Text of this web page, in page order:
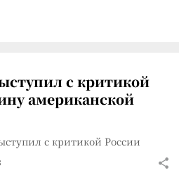
с критикой
американской
с критикой России